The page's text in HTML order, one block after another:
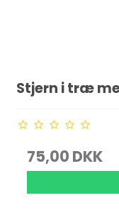
Stjern i træ
75,00 DKK